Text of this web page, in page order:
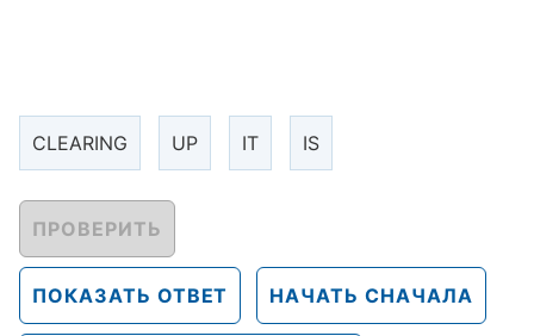
CLEARING UP IT IS
ПРОВЕРИТЬ
ПОКАЗАТЬ ОТВЕТ НАЧАТЬ СНАЧАЛА